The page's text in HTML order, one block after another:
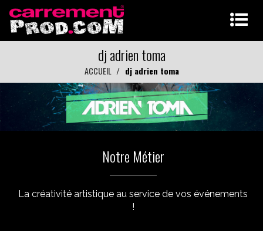
dj adrien toma
ACCUEIL dj adrien toma
Notre Métier
La créativité artistique au service de vos événements
!